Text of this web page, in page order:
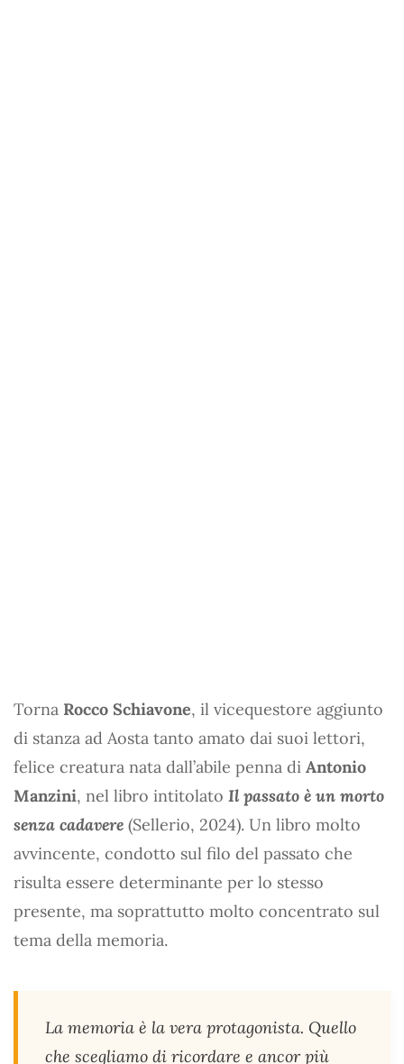
Torna Rocco Schiavone, il vicequestore aggiunto
di stanza ad Aosta tanto amato dai suoi lettori,
felice creatura nata dall’abile penna di Antonio
Manzini, nel libro intitolato Il passato è un morto
senza cadavere (Sellerio, 2024). Un libro molto
avvincente, condotto sul filo del passato che
risulta essere determinante per lo stesso
presente, ma soprattutto molto concentrato sul
tema della memoria.
La memoria è la vera protagonista. Quello
che scegliamo di ricordare e ancor più